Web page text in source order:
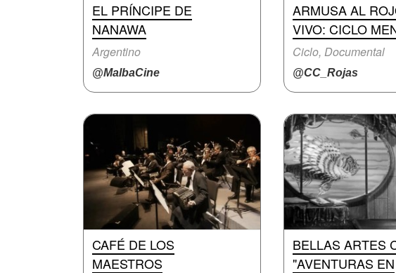
EL PRÍNCIPE DE
NANAWA
Argentino
@MalbaCine
ARMUSA AL
VIVO: CICLO
Ciclo, Documental
@CC_Rojas
CAFÉ DE LOS
MAESTROS
BELLAS ARTES
"AVENTURAS EN